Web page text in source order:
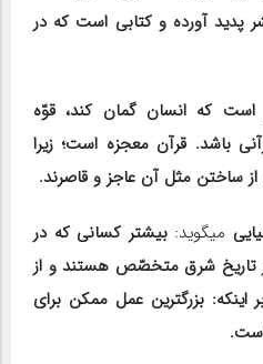
پدید آورده و کتابی است که در
است که انسان گمان کند، قوّه
باشد. قرآن معجزه است؛ زیرا
ساختن مثل آن عاجز و قاصرند.
می‎گوید:
بیشتر کسانی که در
تاریخ شرق متخصّص هستند و از
تعصّب برکنارند؛ اجماع دارند بر اینکه: بزرگ‎ترین عمل ممکن برای